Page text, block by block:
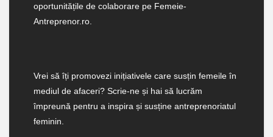
oportunitățile de colaborare pe Femeie-
Antreprenor.ro.
Vrei să îți promovezi inițiativele care susțin femeile în
mediul de afaceri? Scrie-ne și hai să lucrăm
împreună pentru a inspira și susține antreprenoriatul
feminin.